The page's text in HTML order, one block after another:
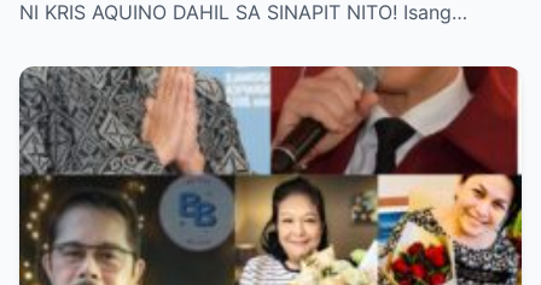
Grief, and Prayers from Fans Across the
Philippines and Around the World.
NI KRIS AQUINO DAHIL SA SINAPIT NITO! Isang…